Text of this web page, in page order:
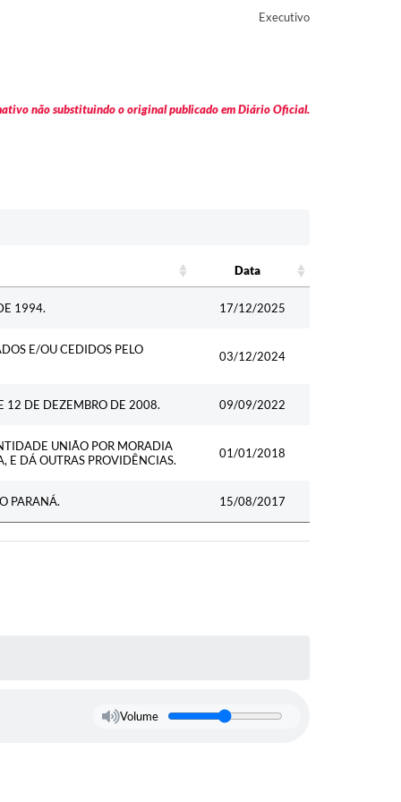
Executivo
não substituindo o original publicado em Diário Oficial.
Data
1994. 17/12/2025
E/OU CEDIDOS PELO
03/12/2024
12 DE DEZEMBRO DE 2008. 09/09/2022
UNIÃO POR MORADIA
E DÁ OUTRAS PROVIDÊNCIAS.
01/01/2018
PARANÁ. 15/08/2017
Volume